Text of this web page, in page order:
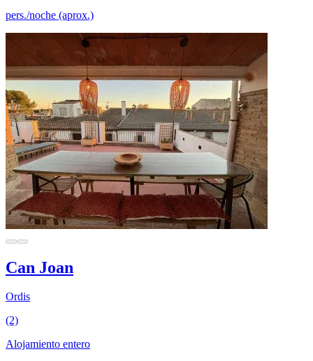
pers./noche (aprox.)
Can Joan
Ordis
(2)
Alojamiento entero